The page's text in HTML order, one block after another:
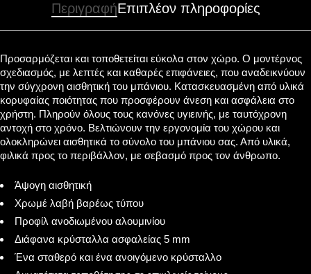
ΠεριγραφήΕπιπλέον πληροφορίες
Προσαρμόζεται και τοποθετείται εύκολα στον χώρο. Ο μοντέρνος
σχεδιασμός, με λεπτές και καθαρές επιφάνειες, που αναδεικνύουν
την σύγχρονη αισθητική του μπάνιου. Κατασκευασμένη από υλικά
κορυφαίας ποιότητας που προσφέρουν άνεση και ασφάλεια στο
χρήστη. Πληρούν όλους τους κανόνες υγιεινής, με ταυτόχρονη
αντοχή στο χρόνο. Βελτιώνουν την εργονομία του χώρου και
ολοκληρώνει αισθητικά το σύνολο του μπάνιου σας. Από υλικά,
φιλικά προς το περιβάλλον, με σεβασμό προς τον άνθρωπο.
Άψογη αισθητική
Χρωμέ λαβή βαρέως τύπου
Προφίλ ανοδιωμένου αλουμινίου
Διάφανα κρύσταλλα ασφαλείας 5 mm
Ένα σταθερό και ένα ανοιγόμενο κρύσταλλο